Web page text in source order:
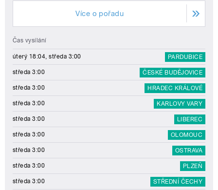
Více o pořadu
Čas vysílání
úterý 18:04, středa 3:00 PARDUBICE
středa 3:00 ČESKÉ BUDĚJOVICE
středa 3:00 HRADEC KRÁLOVÉ
středa 3:00 KARLOVY VARY
středa 3:00 LIBEREC
středa 3:00 OLOMOUC
středa 3:00 OSTRAVA
středa 3:00 PLZEŇ
středa 3:00 STŘEDNÍ ČECHY